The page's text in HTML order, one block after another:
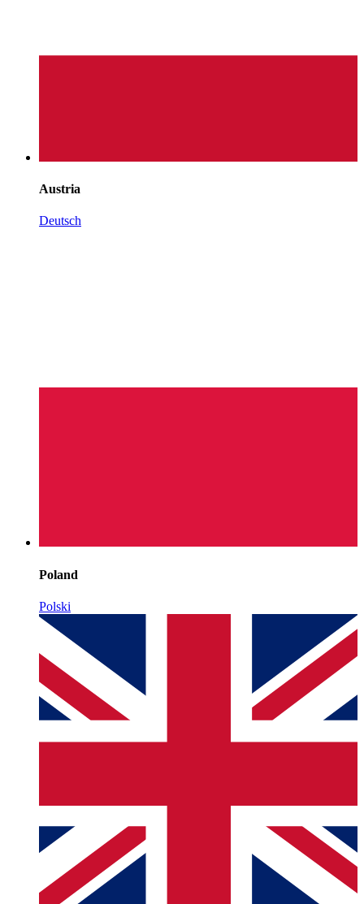
Austria
Deutsch
Poland
Polski